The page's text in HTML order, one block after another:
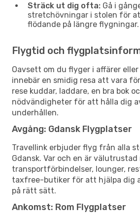
Sträck ut dig ofta: Gå i
stretchövningar i stolen för
flödande på längre flygningar.
Flygtid och
Oavsett om du flyger i affärer
innebär en smidig resa att vara
rese kuddar, laddare, en bra bok
nödvändigheter för att hålla dig
underhållen.
Avgång: Gdansk Flygplatser
Travellink erbjuder flyg från alla
Gdansk. Var och en är välutrustad
transportförbindelser, lounger,
taxfree-butiker för att hjälpa dig
på rätt sätt.
Ankomst: Rom Flygplatser